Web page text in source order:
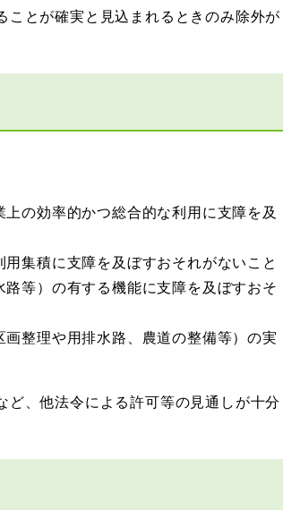
ことが確実と見込まれるときのみ除外が
の効率的かつ総合的な利用に支障を及
集積に支障を及ぼすおそれがないこと
等）の有する機能に支障を及ぼすおそ
整理や用排水路、農道の整備等）の実
、他法令による許可等の見通しが十分